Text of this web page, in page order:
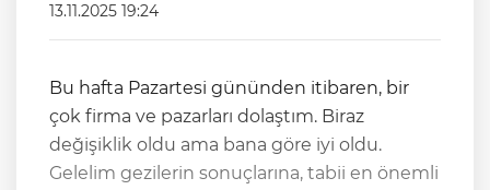
13.11.2025 19:24
Bu hafta Pazartesi gününden itibaren, bir
çok firma ve pazarları dolaştım. Biraz
değişiklik oldu ama bana göre iyi oldu.
Gelelim gezilerin sonuçlarına, tabii en önemli